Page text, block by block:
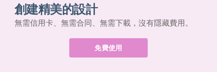
創建精美的設計
無需信用卡、無需合同、無需下載，沒有隱藏費用。
免費使用